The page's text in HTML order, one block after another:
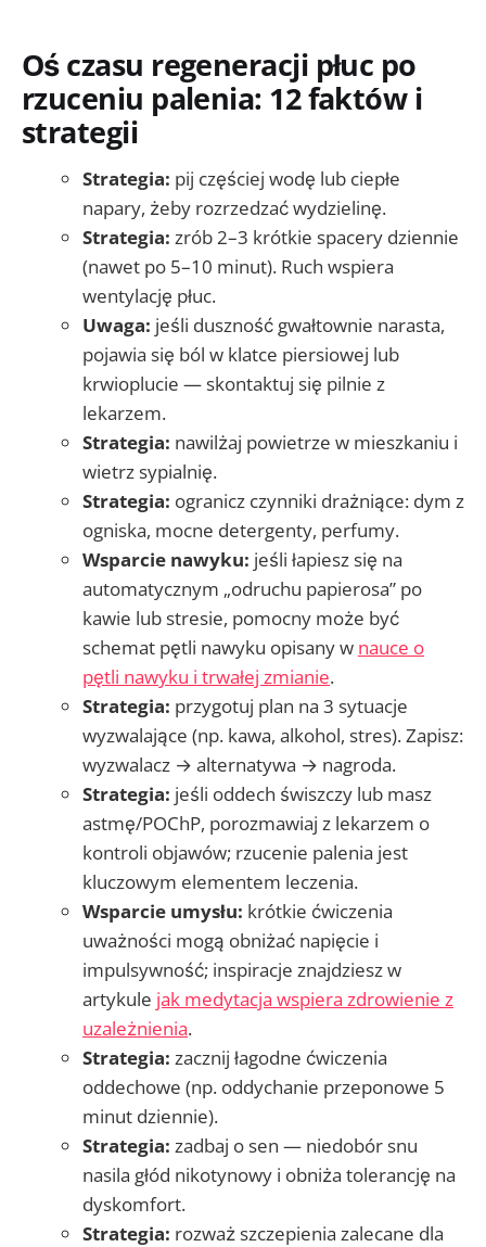
Oś czasu regeneracji płuc po
rzuceniu palenia: 12 faktów i
strategii
Strategia: pij częściej wodę lub ciepłe
napary, żeby rozrzedzać wydzielinę.
Strategia: zrób 2–3 krótkie spacery dziennie
(nawet po 5–10 minut). Ruch wspiera
wentylację płuc.
Uwaga: jeśli duszność gwałtownie narasta,
pojawia się ból w klatce piersiowej lub
krwioplucie — skontaktuj się pilnie z
lekarzem.
Strategia: nawilżaj powietrze w mieszkaniu i
wietrz sypialnię.
Strategia: ogranicz czynniki drażniące: dym z
ogniska, mocne detergenty, perfumy.
Wsparcie nawyku: jeśli łapiesz się na
automatycznym „odruchu papierosa” po
kawie lub stresie, pomocny może być
schemat pętli nawyku opisany w nauce o
pętli nawyku i trwałej zmianie.
Strategia: przygotuj plan na 3 sytuacje
wyzwalające (np. kawa, alkohol, stres). Zapisz:
wyzwalacz → alternatywa → nagroda.
Strategia: jeśli oddech świszczy lub masz
astmę/POChP, porozmawiaj z lekarzem o
kontroli objawów; rzucenie palenia jest
kluczowym elementem leczenia.
Wsparcie umysłu: krótkie ćwiczenia
uważności mogą obniżać napięcie i
impulsywność; inspiracje znajdziesz w
artykule jak medytacja wspiera zdrowienie z
uzależnienia.
Strategia: zacznij łagodne ćwiczenia
oddechowe (np. oddychanie przeponowe 5
minut dziennie).
Strategia: zadbaj o sen — niedobór snu
nasila głód nikotynowy i obniża tolerancję na
dyskomfort.
Strategia: rozważ szczepienia zalecane dla